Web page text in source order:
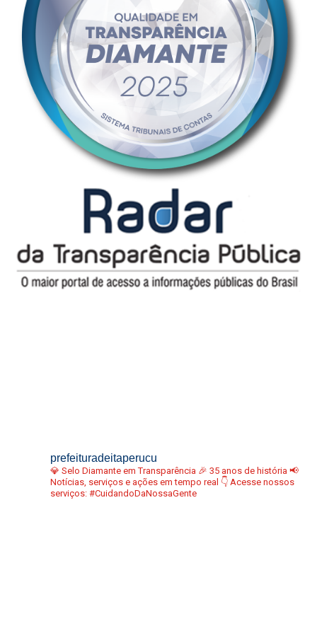
prefeituradeitaperucu
💎 Selo Diamante em Transparência 🎉 35 anos de história 📢
Notícias, serviços e ações em tempo real 👇 Acesse nossos
serviços: #CuidandoDaNossaGente